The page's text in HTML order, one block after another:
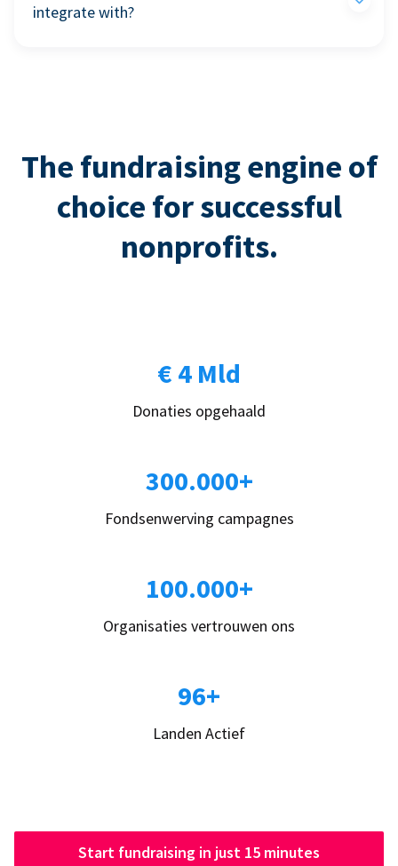
integrate with?
The fundraising engine of
choice for successful
nonprofits.
€ 4 Mld
Donaties opgehaald
300.000+
Fondsenwerving campagnes
100.000+
Organisaties vertrouwen ons
96+
Landen Actief
Start fundraising in just 15 minutes